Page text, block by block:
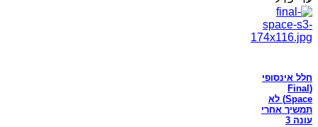
חלל אינסופי
(Final
Space) לא
תמשיך אחרי
עונה 3